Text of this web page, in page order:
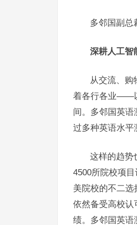
多邻国副总
深耕人工智
从交流、购
着各行各业——
间。多邻国英
过多种英语水平
这样的趋势
4500所院校项
美院校的不二
依然备受高校
绩。多邻国英语